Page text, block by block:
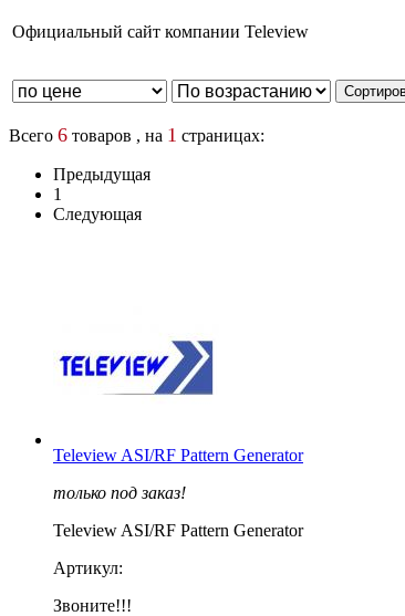
Официальный сайт компании Teleview
Всего 6 товаров , на 1 страницах:
Предыдущая
1
Следующая
Teleview ASI/RF Pattern Generator
только под заказ!
Teleview ASI/RF Pattern Generator
Артикул:
Звоните!!!